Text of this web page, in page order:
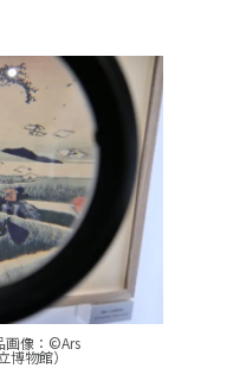
画像：©Ars
物館）